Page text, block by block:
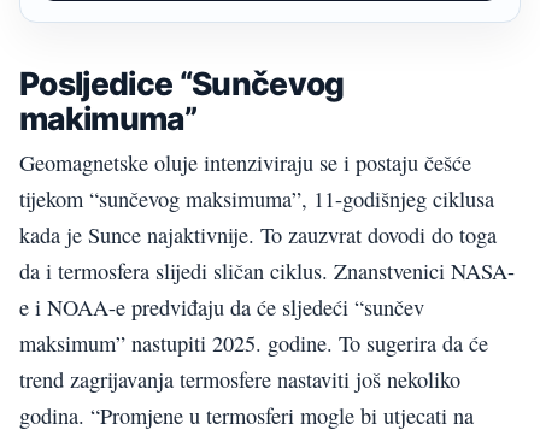
Posljedice “Sunčevog
makimuma”
Geomagnetske oluje intenziviraju se i postaju češće
tijekom “sunčevog maksimuma”, 11-godišnjeg ciklusa
kada je Sunce najaktivnije. To zauzvrat dovodi do toga
da i termosfera slijedi sličan ciklus. Znanstvenici NASA-
e i NOAA-e predviđaju da će sljedeći “sunčev
maksimum” nastupiti 2025. godine. To sugerira da će
trend zagrijavanja termosfere nastaviti još nekoliko
godina. “Promjene u termosferi mogle bi utjecati na